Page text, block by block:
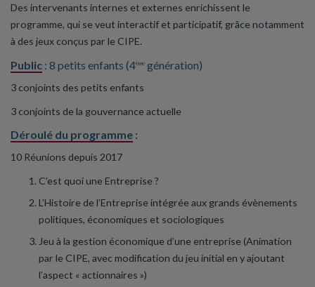
Des intervenants internes et externes enrichissent le
programme, qui se veut interactif et participatif, grâce notamment
à des jeux conçus par le CIPE.
Public : 8 petits enfants (4ème génération)
3 conjoints des petits enfants
3 conjoints de la gouvernance actuelle
Déroulé du programme :
10 Réunions depuis 2017
C’est quoi une Entreprise ?
L’Histoire de l’Entreprise intégrée aux grands évènements
politiques, économiques et sociologiques
Jeu à la gestion économique d’une entreprise (Animation
par le CIPE, avec modification du jeu initial en y ajoutant
l’aspect « actionnaires »)